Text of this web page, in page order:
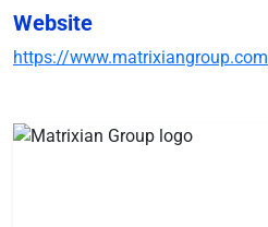
Website
https://www.matrixiangroup.com